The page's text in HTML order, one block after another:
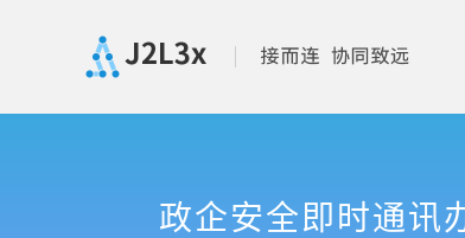
政企安全即时通讯